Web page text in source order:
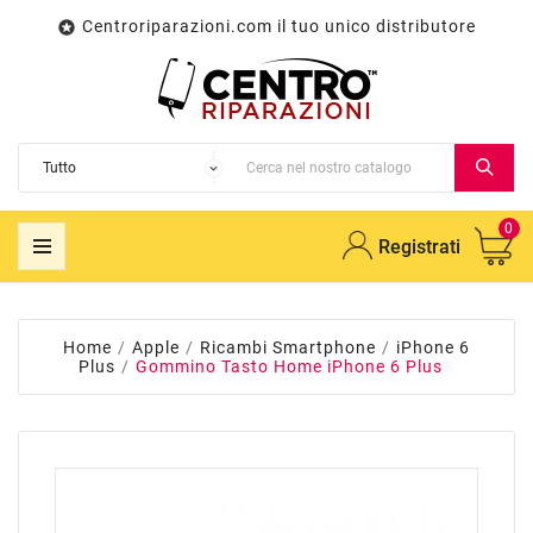
 Centroriparazioni.com il tuo unico distributore
Registrati
0
Home Apple Ricambi Smartphone
iPhone 6
Plus
Gommino Tasto Home iPhone 6 Plus